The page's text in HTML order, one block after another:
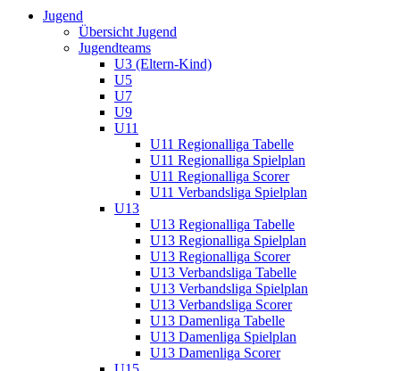
Jugend
Übersicht Jugend
Jugendteams
U3 (Eltern-Kind)
U5
U7
U9
U11
U11 Regionalliga Tabelle
U11 Regionalliga Spielplan
U11 Regionalliga Scorer
U11 Verbandsliga Spielplan
U13
U13 Regionalliga Tabelle
U13 Regionalliga Spielplan
U13 Regionalliga Scorer
U13 Verbandsliga Tabelle
U13 Verbandsliga Spielplan
U13 Verbandsliga Scorer
U13 Damenliga Tabelle
U13 Damenliga Spielplan
U13 Damenliga Scorer